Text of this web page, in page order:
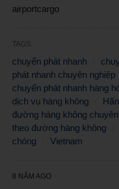
airportcargo
TAGS:
chuyển phát nhanh
phát nhanh chuyên nghiệp
chuyển phát nhanh hàng
dịch vụ hàng không
đường hàng không
theo đường hàng không
chóng
Vietnam
8 NĂM AGO